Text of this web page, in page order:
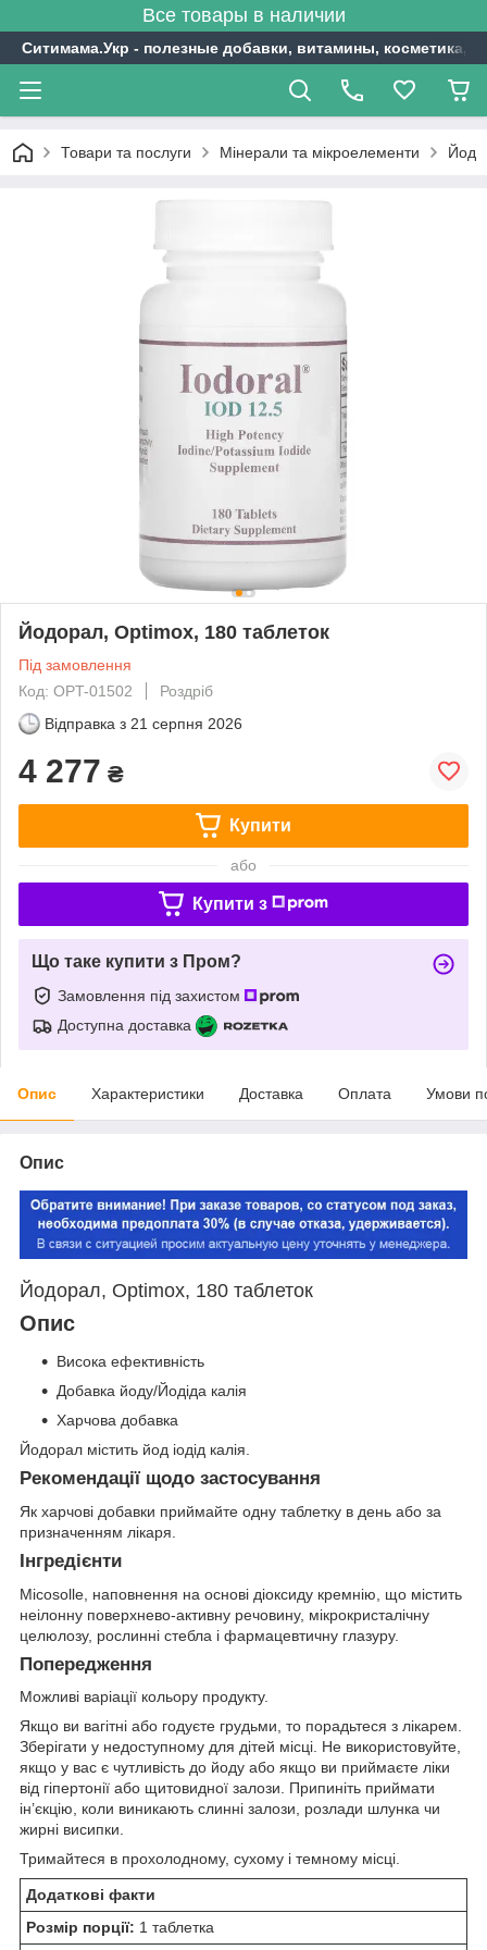
Все товары в наличии
Ситимама.Укр - полезные добавки, витамины, косметика,
Товари та послуги Мінерали та мікроелементи Йод
Йодорал, Optimox, 180 таблеток
Під замовлення
Код: OPT-01502
Роздріб
Відправка з 21 серпня 2026
4 277 ₴
Купити
або
Купити з
Що таке купити з Пром?
Замовлення під захистом
Доступна доставка
Опис Характеристики Доставка Оплата Умови
Опис
Йодорал, Optimox, 180 таблеток
Опис
Висока ефективність
Добавка йоду/Йодіда калія
Харчова добавка
Йодорал містить йод іодід калія.
Рекомендації щодо застосування
Як харчові добавки приймайте одну таблетку в день або за
призначенням лікаря.
Інгредієнти
Micosolle, наповнення на основі діоксиду кремнію, що містить
неілонну поверхнево-активну речовину, мікрокристалічну
целюлозу, рослинні стебла і фармацевтичну глазуру.
Попередження
Можливі варіації кольору продукту.
Якщо ви вагітні або годуєте грудьми, то порадьтеся з лікарем.
Зберігати у недоступному для дітей місці. Не використовуйте,
якщо у вас є чутливість до йоду або якщо ви приймаєте ліки
від гіпертонії або щитовидної залози. Припиніть приймати
ін’єкцію, коли виникають слинні залози, розлади шлунка чи
жирні висипки.
Тримайтеся в прохолодному, сухому і темному місці.
Додаткові факти
Розмір порції: 1 таблетка